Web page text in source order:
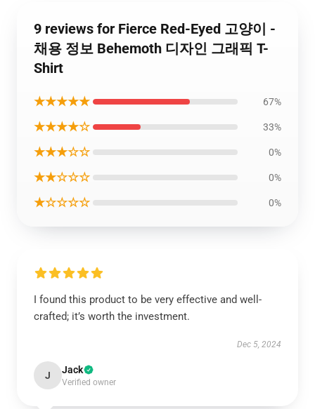
9 reviews for Fierce Red-Eyed 고양이 -
채용 정보 Behemoth 디자인 그래픽 T-
Shirt
★★★★★ 67%
★★★★☆ 33%
★★★☆☆ 0%
★★☆☆☆ 0%
★☆☆☆☆ 0%
I found this product to be very effective and well-
crafted; it’s worth the investment.
Dec 5, 2024
J Jack
Verified owner